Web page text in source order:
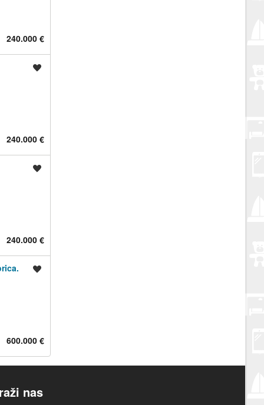
240.000 €
240.000 €
240.000 €
600.000 €
nas